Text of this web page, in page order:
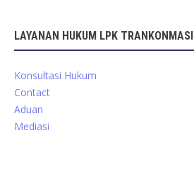
LAYANAN HUKUM LPK TRANKONMASI
Konsultasi Hukum
Contact
Aduan
Mediasi